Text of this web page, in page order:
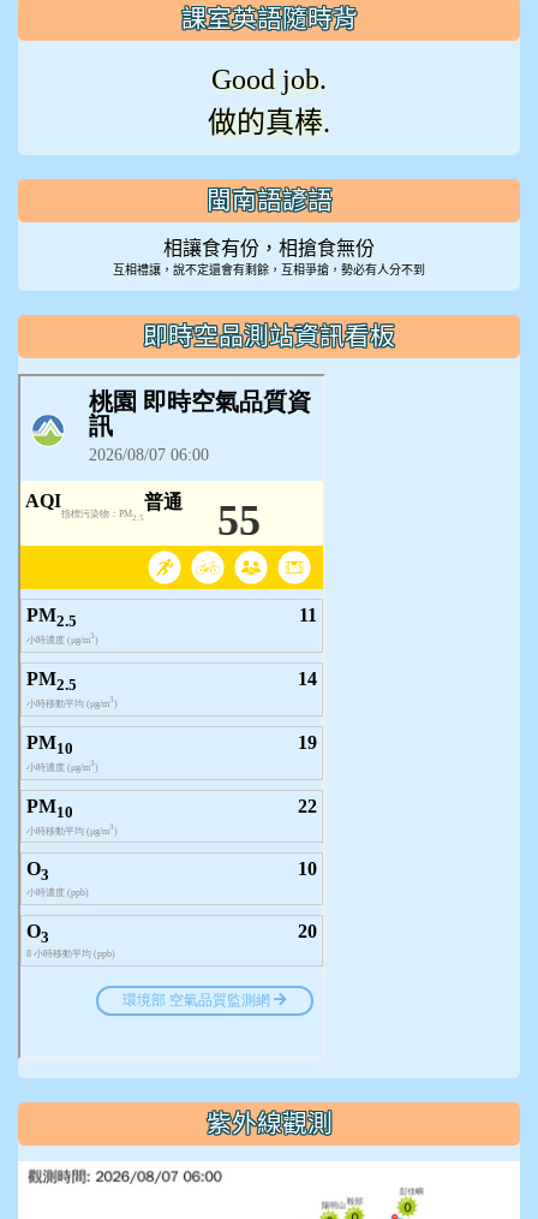
課室英語隨時背
Good job.
做的真棒.
閩南語諺語
相讓食有份，相搶食無份
互相禮讓，說不定還會有剩餘，互相爭搶，勢必有人分不到
即時空品測站資訊看板
紫外線觀測